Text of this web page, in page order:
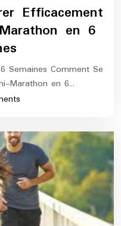
marathon
Efficacement
en 6
Semaines Comment Se
Marathon en 6…